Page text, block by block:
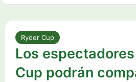
Ryder Cup
Los
Cup podrán